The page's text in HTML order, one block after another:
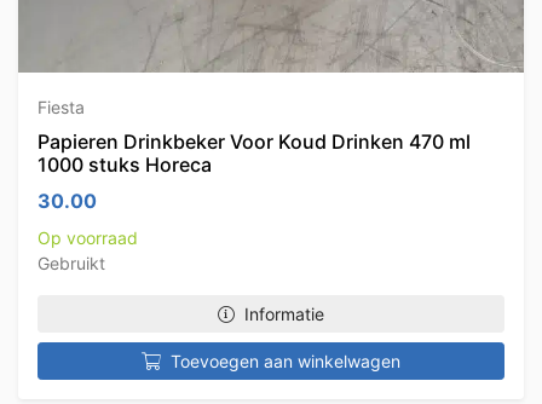
Fiesta
Papieren Drinkbeker Voor Koud Drinken 470 ml
1000 stuks Horeca
30.00
Op voorraad
Gebruikt
Informatie
Toevoegen aan winkelwagen